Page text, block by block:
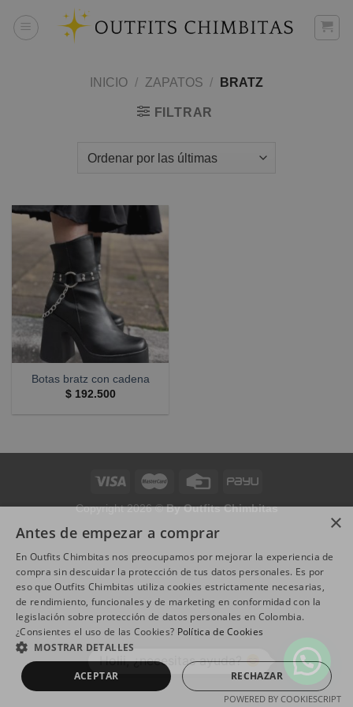
INICIO / ZAPATOS / BRATZ
FILTRAR
Botas bratz con cadena
$192.500
Copyright 2026 ©By Outfits Chimbitas
Holii, ¿necesitas ayuda?
×
Antes de empezar a comprar
En Outfits Chimbitas nos preocupamos por mejorar la experiencia de
compra sin descuidar la protección de tus datos personales. Es por
eso que Outfits Chimbitas utiliza cookies estrictamente necesarias,
de rendimiento, funcionales y de marketing en conformidad con la
legislación sobre protección de datos personales en Colombia.
¿Consientes el uso de las Cookies? Política de Cookies
MOSTRAR DETALLES
ACEPTAR RECHAZAR
POWERED BY COOKIESCRIPT